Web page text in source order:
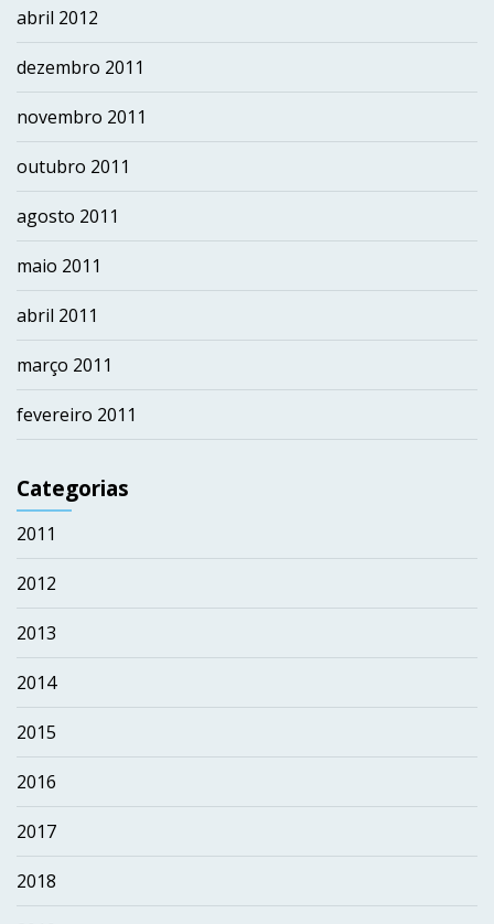
abril 2012
dezembro 2011
novembro 2011
outubro 2011
agosto 2011
maio 2011
abril 2011
março 2011
fevereiro 2011
Categorias
2011
2012
2013
2014
2015
2016
2017
2018